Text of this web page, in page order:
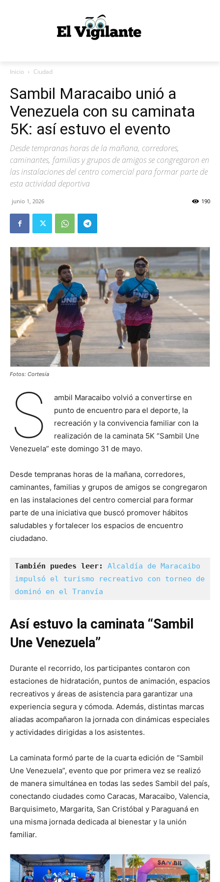
Inicio Ciudad
Sambil Maracaibo unió a
Venezuela con su caminata
5K: así estuvo el evento
Desde tempranas horas de la mañana, corredores,
caminantes, familias y grupos de amigos se congregaron en
las instalaciones del centro comercial para formar parte de
esta actividad deportiva
junio 1, 2026 190
Fotos: Cortesía
S
ambil Maracaibo volvió a convertirse en
punto de encuentro para el deporte, la
recreación y la convivencia familiar con la
realización de la caminata 5K “Sambil Une
Venezuela” este domingo 31 de mayo.
Desde tempranas horas de la mañana, corredores,
caminantes, familias y grupos de amigos se congregaron
en las instalaciones del centro comercial para formar
parte de una iniciativa que buscó promover hábitos
saludables y fortalecer los espacios de encuentro
ciudadano.
También puedes leer:
Alcaldía de Maracaibo
impulsó el turismo recreativo con torneo de
dominó en el Tranvía
Así estuvo la caminata “Sambil
Une Venezuela”
Durante el recorrido, los participantes contaron con
estaciones de hidratación, puntos de animación, espacios
recreativos y áreas de asistencia para garantizar una
experiencia segura y cómoda. Además, distintas marcas
aliadas acompañaron la jornada con dinámicas especiales
y actividades dirigidas a los asistentes.
La caminata formó parte de la cuarta edición de “Sambil
Une Venezuela”, evento que por primera vez se realizó
de manera simultánea en todas las sedes Sambil del país,
conectando ciudades como Caracas, Maracaibo, Valencia,
Barquisimeto, Margarita, San Cristóbal y Paraguaná en
una misma jornada dedicada al bienestar y la unión
familiar.